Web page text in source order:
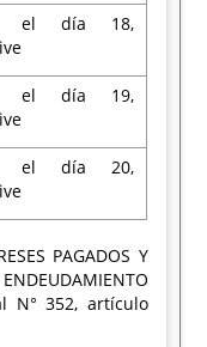
el día 18,
el día 19,
el día 20,
PAGADOS Y
N° 352, artículo